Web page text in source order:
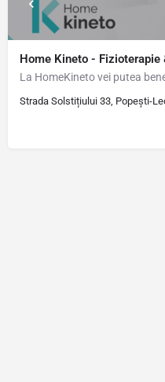
Home Kineto - Fizioterapie
Strada Solstițiului 33, Popești-